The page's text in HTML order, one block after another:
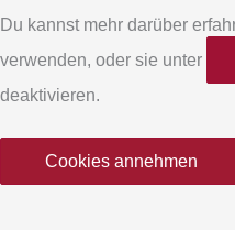
Du kannst mehr darüber
verwenden, oder sie unter
deaktivieren.
Cookies annehmen